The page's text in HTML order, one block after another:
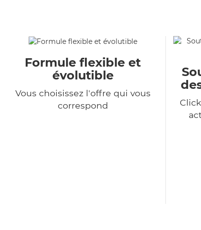
Formule flexible et
évolutible
Vous choisissez l'offre qui vous
correspond